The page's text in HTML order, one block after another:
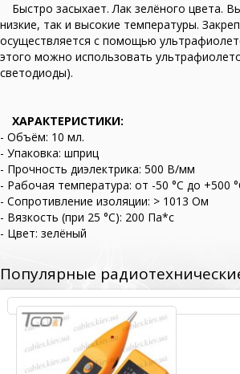
Быстро засыхает. Лак зелёного цвета.
низкие, так и высокие температуры.
осуществляется с помощью
этого можно использовать
светодиоды).
ХАРАКТЕРИСТИКИ:
- Объём: 10 мл.
- Упаковка: шприц
- Прочность диэлектрика: 500 В/мм
- Рабочая температура: от -50 °C до +500
- Сопротивление изоляции: > 1013 Ом
- Вязкость (при 25 °C): 200 Па*с
- Цвет: зелёный
Популярные